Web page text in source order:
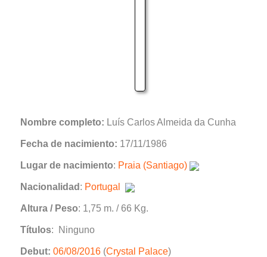
Nombre completo: Luís Carlos Almeida da Cunha
Fecha de nacimiento: 17/11/1986
Lugar de nacimiento: Praia (Santiago)
Nacionalidad : Portugal
Altura / Peso: 1,75 m. / 66 Kg.
Títulos: Ninguno
Debut: 06/08/2016 (Crystal Palace)